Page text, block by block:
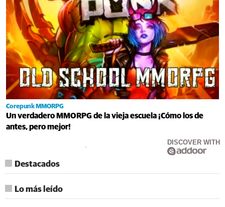
Corepunk MMORPG
Un verdadero MMORPG de la vieja escuela ¡Cómo los de
antes, pero mejor!
DISCOVER WITH
Destacados
Lo más leído